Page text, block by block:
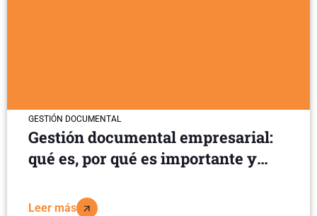
GESTIÓN DOCUMENTAL
Gestión documental empresarial:
qué es, por qué es importante y
Leer más